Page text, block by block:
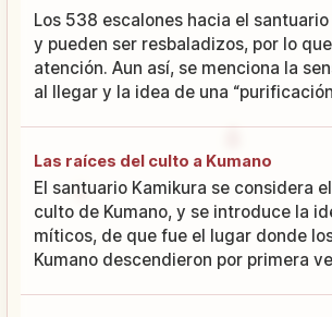
Los 538 escalones hacia el
y pueden ser resbaladizos, por lo
atención. Aun así, se menciona la
al llegar y la idea de una
Las raíces del culto a Kumano
El santuario Kamikura se considera
culto de Kumano, y se introduce la
míticos, de que fue el lugar donde
Kumano descendieron por primera